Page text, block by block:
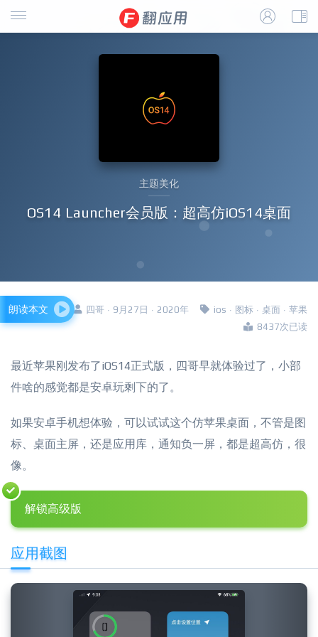
主题美化
OS14 Launcher会员版：超高仿iOS14桌面
四哥 · 9月27日 · 2020年 ios · 图标 · 桌面 · 苹果
8437次已读
朗读本文
最近苹果刚发布了iOS14正式版，四哥早就体验过了，小部
件啥的感觉都是安卓玩剩下的了。
如果安卓手机想体验，可以试试这个仿苹果桌面，不管是图
标、桌面主屏，还是应用库，通知负一屏，都是超高仿，很
像。
解锁高级版
应用截图
Previous Next